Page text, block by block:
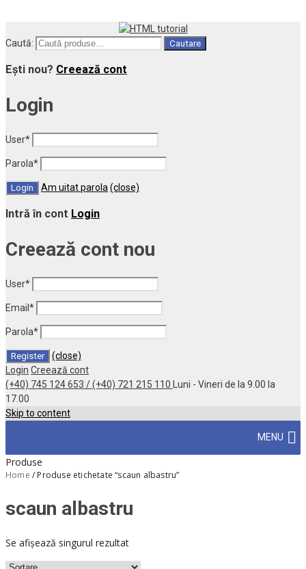
Caută: Cautare
Ești nou? Creează cont
Login
User*
Parola*
Am uitat parola (close)
Intră în cont Login
Creează cont nou
User*
Email *
Parola*
(close)
Login Creează cont
(+40) 745 124 653 / (+40) 721 215 110
Luni - Vineri de la 9.00 la
17.00
Skip to content
MENU
Produse
Home / Produse etichetate “scaun albastru”
scaun albastru
Se afișează singurul rezultat